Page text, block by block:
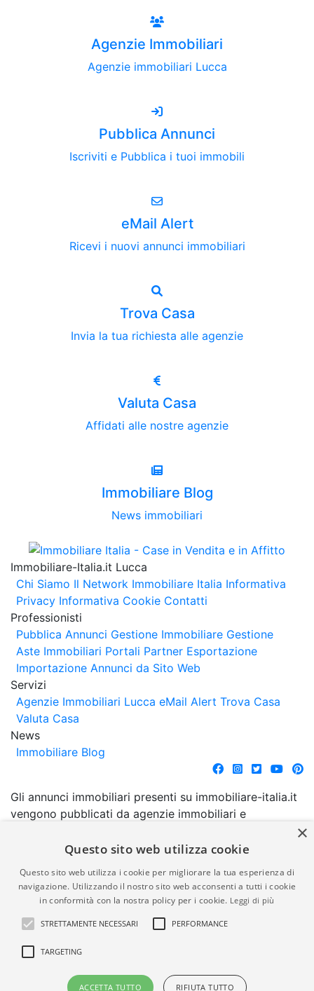
Agenzie Immobiliari
Agenzie immobiliari Lucca
Pubblica Annunci
Iscriviti e Pubblica i tuoi immobili
eMail Alert
Ricevi i nuovi annunci immobiliari
Trova Casa
Invia la tua richiesta alle agenzie
Valuta Casa
Affidati alle nostre agenzie
Immobiliare Blog
News immobiliari
Immobiliare-Italia.it Lucca
Chi Siamo Il Network Immobiliare Italia Informativa
Privacy Informativa Cookie Contatti
Professionisti
Pubblica Annunci Gestione Immobiliare Gestione
Aste Immobiliari Portali Partner Esportazione
Importazione Annunci da Sito Web
Servizi
Agenzie Immobiliari Lucca eMail Alert Trova Casa
Valuta Casa
News
Immobiliare Blog
Gli annunci immobiliari presenti su immobiliare-italia.it
vengono pubblicati da agenzie immobiliari e
comporta l'approvazione o l'avallo da parte di
garanzia da parte di quest'ultima. immobiliare-italia.it
quindi non è responsabile della veridicità, della
correttezza, della completezza, della normativa in
materia di privacy e/o di alcun altro aspetto dei
suddetti annunci.
© Copyright 2007 - 2026
Powered by
×
Questo sito web utilizza cookie
Questo sito web utilizza i cookie per migliorare la tua esperienza di
navigazione. Utilizzando il nostro sito web acconsenti a tutti i cookie
in conformità con la nostra policy per i cookie. Leggi di più
STRETTAMENTE NECESSARI PERFORMANCE
TARGETING
ACCETTA TUTTO RIFIUTA TUTTO